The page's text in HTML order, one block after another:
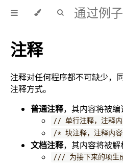
注释
注释对任何程序都不可缺少，
注释方式。
普通注释，其内容将被编
// 单行注释，注释内
/* 块注释，注释内
文档注释，其内容将被解
/// 为接下来的项生